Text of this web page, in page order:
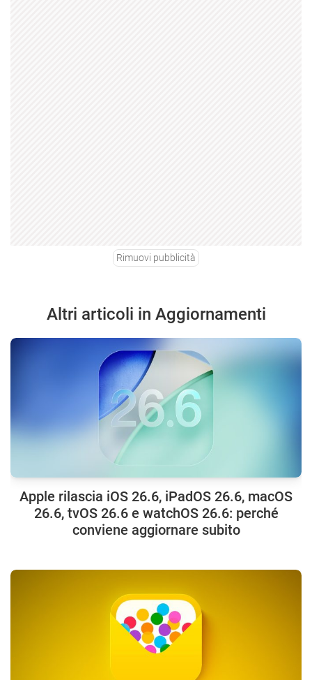
Rimuovi pubblicità
Altri articoli in Aggiornamenti
Apple rilascia iOS 26.6, iPadOS 26.6, macOS
26.6, tvOS 26.6 e watchOS 26.6: perché
conviene aggiornare subito